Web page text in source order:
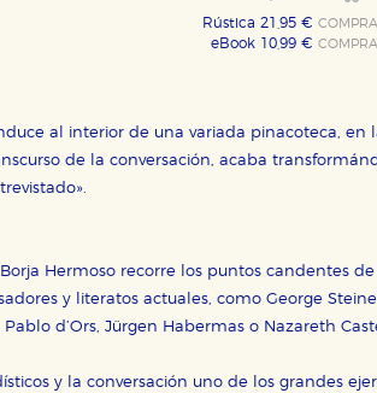
Rústica 21,95 €
eBook 10,99 €
al interior de una variada pinacoteca, en
de la conversación, acaba
Hermoso recorre los puntos candentes
y literatos actuales, como George
d’Ors, Jürgen Habermas o Nazareth
y la conversación uno de los grandes
caso es posible que algunas áreas de
experiencia de navegación y optimizar el
tenga que reconfigurarlos cada vez que
socios publicitarios y se utilizan para
información personal sino que se basan